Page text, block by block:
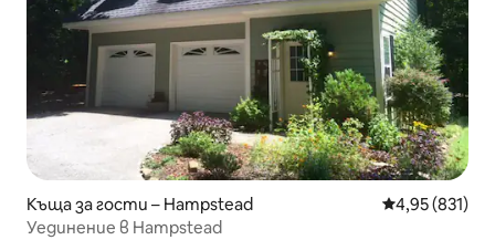
Къща за гости – Hampstead Средна
4,95 (831)
Уединение в Hampstead